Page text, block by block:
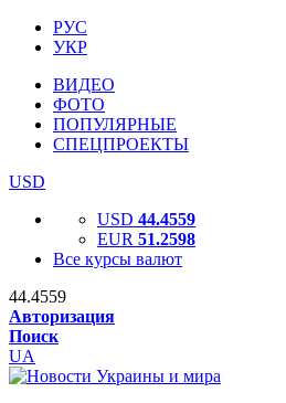
РУС
УКР
ВИДЕО
ФОТО
ПОПУЛЯРНЫЕ
СПЕЦПРОЕКТЫ
USD
USD 44.4559
EUR 51.2598
Все курсы валют
44.4559
Авторизация
Поиск
UA